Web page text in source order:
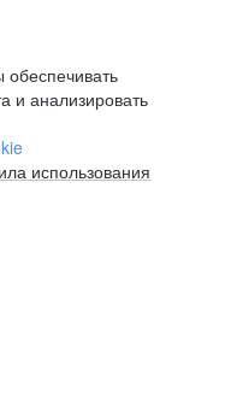
и анализировать
использования